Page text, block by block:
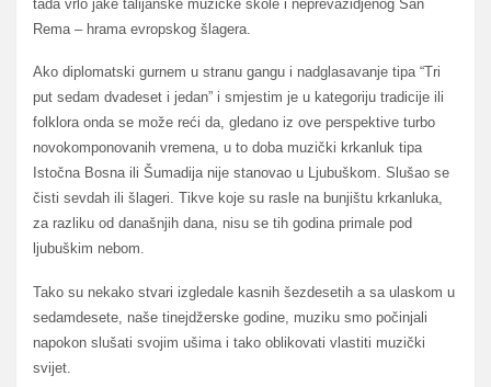
tada vrlo jake talijanske muzičke škole i neprevazidjenog San
Rema – hrama evropskog šlagera.
Ako diplomatski gurnem u stranu gangu i nadglasavanje tipa “Tri
put sedam dvadeset i jedan” i smjestim je u kategoriju tradicije ili
folklora onda se može reći da, gledano iz ove perspektive turbo
novokomponovanih vremena, u to doba muzički krkanluk tipa
Istočna Bosna ili Šumadija nije stanovao u Ljubuškom. Slušao se
čisti sevdah ili šlageri. Tikve koje su rasle na bunjištu krkanluka,
za razliku od današnjih dana, nisu se tih godina primale pod
ljubuškim nebom.
Tako su nekako stvari izgledale kasnih šezdesetih a sa ulaskom u
sedamdesete, naše tinejdžerske godine, muziku smo počinjali
napokon slušati svojim ušima i tako oblikovati vlastiti muzički
svijet.